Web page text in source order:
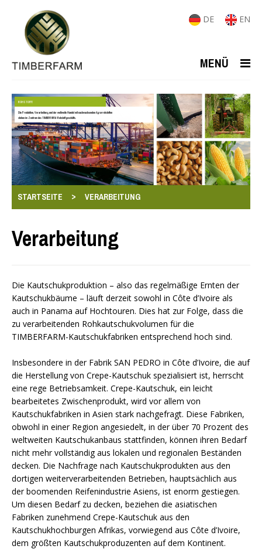
DE EN
MENÜ
ROHSTOFFE
Die Produktion, Verarbeitung und der weltweite Handel mit nachwachsenden Agrarrohstoffen
stehen im Zentrum des TIMBERFARM-Rohstoffgeschäfts.
STARTSEITE > VERARBEITUNG
Verarbeitung
Die Kautschukproduktion – also das regelmäßige Ernten der
Kautschukbäume – läuft derzeit sowohl in Côte d’Ivoire als
auch in Panama auf Hochtouren. Dies hat zur Folge, dass die
zu verarbeitenden Rohkautschukvolumen für die
TIMBERFARM-Kautschukfabriken entsprechend hoch sind.
Insbesondere in der Fabrik SAN PEDRO in Côte d’Ivoire, die auf
die Herstellung von Crepe-Kautschuk spezialisiert ist, herrscht
eine rege Betriebsamkeit. Crepe-Kautschuk, ein leicht
bearbeitetes Zwischenprodukt, wird vor allem von
Kautschukfabriken in Asien stark nachgefragt. Diese Fabriken,
obwohl in einer Region angesiedelt, in der über 70 Prozent des
weltweiten Kautschukanbaus stattfinden, können ihren Bedarf
nicht mehr vollständig aus lokalen und regionalen Beständen
decken. Die Nachfrage nach Kautschukprodukten aus den
dortigen weiterverarbeitenden Betrieben, hauptsächlich aus
der boomenden Reifenindustrie Asiens, ist enorm gestiegen.
Um diesen Bedarf zu decken, beziehen die asiatischen
Fabriken zunehmend Crepe-Kautschuk aus den
Kautschukhochburgen Afrikas, vorwiegend aus Côte d’Ivoire,
dem größten Kautschukproduzenten auf dem Kontinent.